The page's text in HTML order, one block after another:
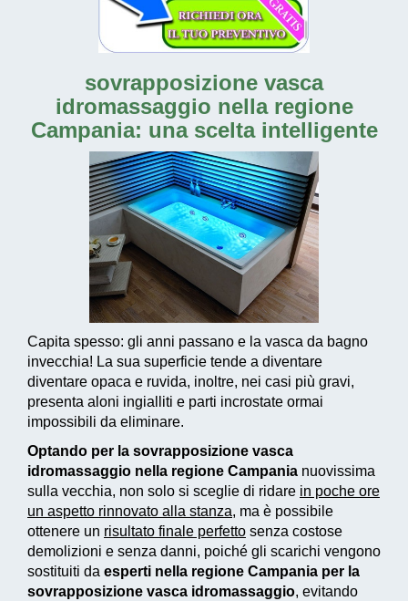
sovrapposizione vasca
idromassaggio nella regione
Campania: una scelta intelligente
Capita spesso: gli anni passano e la vasca da bagno
invecchia! La sua superficie tende a diventare
diventare opaca e ruvida, inoltre, nei casi più gravi,
presenta aloni ingialliti e parti incrostate ormai
impossibili da eliminare.
Optando per la sovrapposizione vasca
idromassaggio nella regione Campania nuovissima
sulla vecchia, non solo si sceglie di ridare in poche ore
un aspetto rinnovato alla stanza, ma è possibile
ottenere un risultato finale perfetto senza costose
demolizioni e senza danni, poiché gli scarichi vengono
sostituiti da esperti nella regione Campania per la
sovrapposizione vasca idromassaggio, evitando